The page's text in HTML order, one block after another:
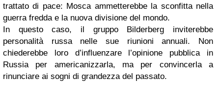
trattato di pace: Mosca ammetterebbe la sconfitta nella
guerra fredda e la nuova divisione del mondo.
In questo caso, il gruppo Bilderberg inviterebbe
personalità russa nelle sue riunioni annuali. Non
chiederebbe loro d’influenzare l’opinione pubblica in
Russia per americanizzarla, ma per convincerla a
rinunciare ai sogni di grandezza del passato.